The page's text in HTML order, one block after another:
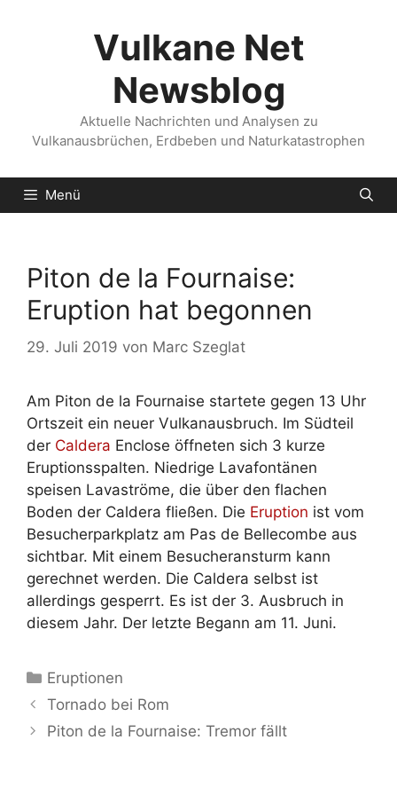
Vulkane Net
Newsblog
Aktuelle Nachrichten und Analysen zu
Vulkanausbrüchen, Erdbeben und Naturkatastrophen
Menü
Piton de la Fournaise:
Eruption hat begonnen
29. Juli 2019 von Marc Szeglat
Am Piton de la Fournaise startete gegen 13 Uhr
Ortszeit ein neuer Vulkanausbruch. Im Südteil
der Caldera Enclose öffneten sich 3 kurze
Eruptionsspalten. Niedrige Lavafontänen
speisen Lavaströme, die über den flachen
Boden der Caldera fließen. Die Eruption ist vom
Besucherparkplatz am Pas de Bellecombe aus
sichtbar. Mit einem Besucheransturm kann
gerechnet werden. Die Caldera selbst ist
allerdings gesperrt. Es ist der 3. Ausbruch in
diesem Jahr. Der letzte Begann am 11. Juni.
Kategorien
Eruptionen
Tornado bei Rom
Piton de la Fournaise: Tremor fällt